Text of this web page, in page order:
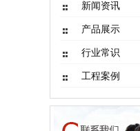
新闻资讯
产品展示
行业常识
工程案例